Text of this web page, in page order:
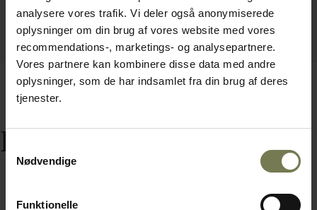
analysere vores trafik. Vi deler også anonymiserede
oplysninger om din brug af vores website med vores
recommendations-, marketings- og analysepartnere.
Vores partnere kan kombinere disse data med andre
oplysninger, som de har indsamlet fra din brug af deres
tjenester.
Nødvendige
Funktionelle
Relaterede varer